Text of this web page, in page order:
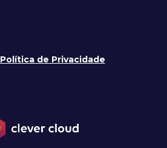
Política de Privacidade